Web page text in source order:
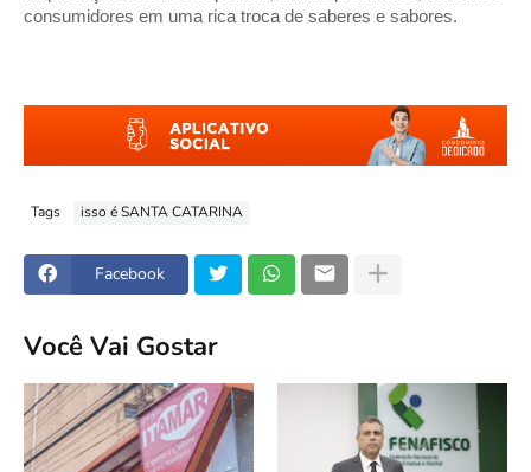
consumidores em uma rica troca de saberes e sabores.
Tags isso é SANTA CATARINA
Facebook
Você Vai Gostar